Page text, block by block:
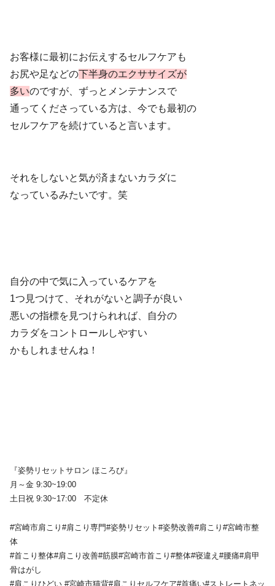
お客様に最初にお伝えするセルフケアも
お尻や足などの下半身のエクササイズが
多いのですが、ずっとメンテナンスで
通ってくださっている方は、今でも最初の
セルフケアを続けていると言います。
それをしないと気が済まないカラダに
なっているみたいです。笑
自分の中で気に入っているケアを
1つ見つけて、それがないと調子が良い
悪いの指標を見つけられれば、自分の
カラダをコントロールしやすい
かもしれませんね！
『姿勢リセットサロン ほころび』
月～金 9:30~19:00
土日祝 9:30~17:00 不定休
#宮崎市肩こり#肩こり専門#姿勢リセット#姿勢改善#肩こり#宮崎市整
体
#首こり整体#肩こり改善#筋膜#宮崎市首こり#整体#寝違え#腰痛#肩甲
骨はがし
#肩こりひどい #宮崎市猫背#肩こりセルフケア#首痛い#ストレートネッ